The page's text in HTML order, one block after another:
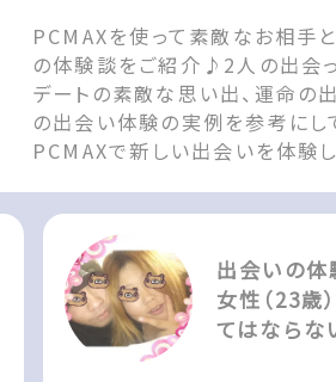
PCMAXを使って素敵なお相手
の体験談をご紹介♪2人の出会っ
デートの素敵な思い出、運命の
の出会い体験の実例を参考にし
PCMAXで新しい出会いを体験し
出会いの
女性（23歳
てはならな